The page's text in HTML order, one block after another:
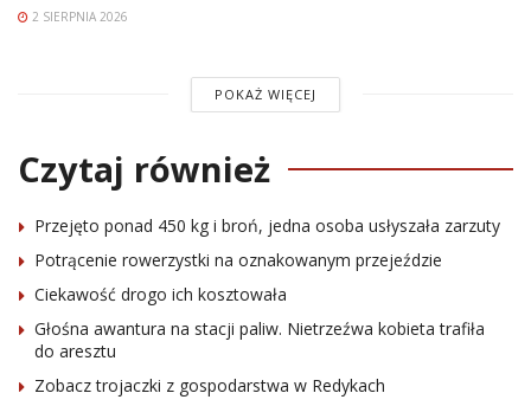
2 SIERPNIA 2026
POKAŻ WIĘCEJ
Czytaj również
Przejęto ponad 450 kg i broń, jedna osoba usłyszała zarzuty
Potrącenie rowerzystki na oznakowanym przejeździe
Ciekawość drogo ich kosztowała
Głośna awantura na stacji paliw. Nietrzeźwa kobieta trafiła
do aresztu
Zobacz trojaczki z gospodarstwa w Redykach